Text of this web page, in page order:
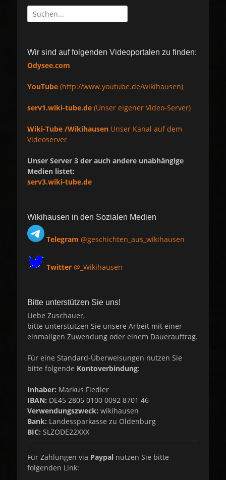
Suche
nach:
Wir sind auf folgenden Videoportalen zu finden:
Odysee.com
YouTube (http://www.youtube.de/wikihausen)
serv1.wiki-tube.de (Unser eigener Video-Server)
Wiki-Tube /Wikihausen Unser Kanal auf dem
Videoserver
Unser Server 3 der auch andere unabhängige
Medien listet:
serv3.wiki-tube.de
Wikihausen in den Sozialen Medien
Telegram @geschichten_aus_wikihausen
Twitter @_Wikihausen
Bitte unterstützen Sie uns!
Liebe Zuschauer,
bitte unterstützen Sie unsere Arbeit mit einer
einmaligen Zuwendung oder einem Dauerauftrag.
Für eine Standard-Überweisungen nutzen Sie
bitte folgende Kontoverbindung:
Inhaber: Markus Fiedler
IBAN: DE45 2805 0100 0092 8701 46
Verwendungszweck: wikihausen
Bank: Landessparkasse zu Oldenburg
BIC: SLZODE22XXX
Für Zahlungen via Paypal nutzen Sie bitte
folgenden Link: